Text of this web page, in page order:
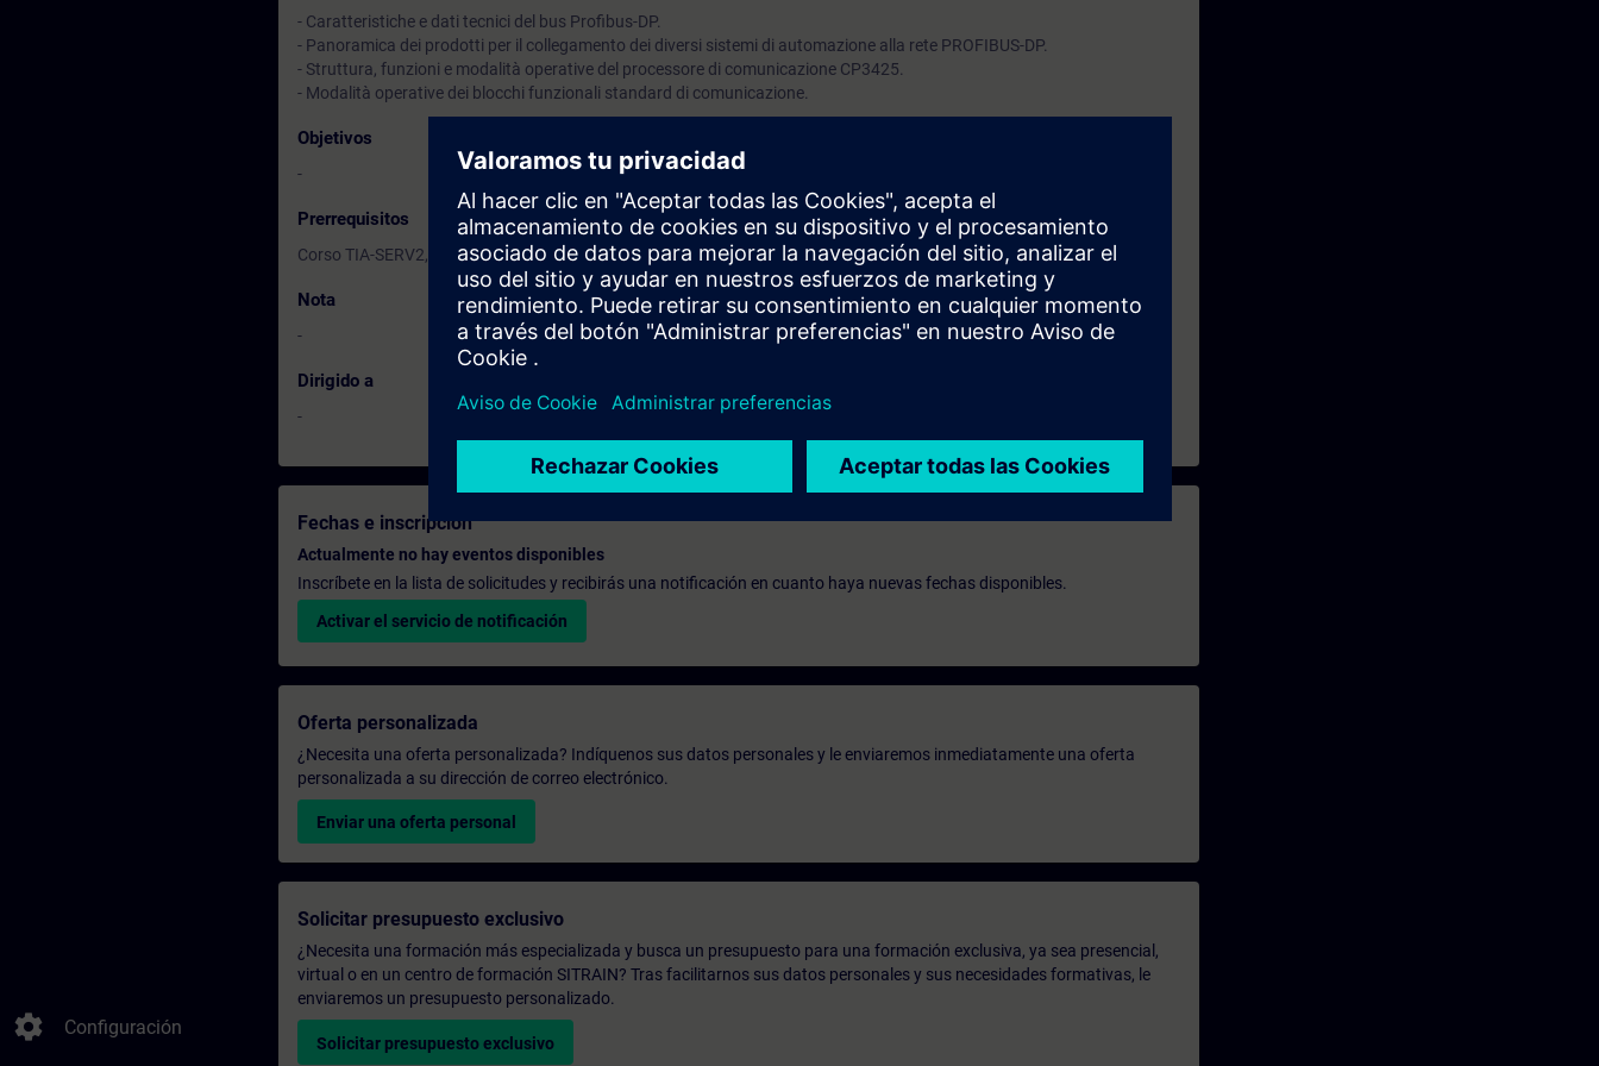
settings Configuración
- Caratteristiche e dati tecnici del bus Profibus-DP.
- Panoramica dei prodotti per il collegamento dei diversi sistemi di automazione alla rete PROFIBUS-DP.
- Struttura, funzioni e modalità operative del processore di comunicazione CP3425.
- Modalità operative dei blocchi funzionali standard di comunicazione.
Objetivos
-
Prerrequisitos
Corso TIA-SERV2, TIA-PRO1 o possedere conoscenza equivalente.
Nota
-
Dirigido a
-
Fechas e inscripción
Actualmente no hay eventos disponibles
Inscríbete en la lista de solicitudes y recibirás una notificación en cuanto haya nuevas fechas disponibles.
Activar el servicio de notificación
Oferta personalizada
¿Necesita una oferta personalizada? Indíquenos sus datos personales y le enviaremos inmediatamente una oferta
personalizada a su dirección de correo electrónico.
Enviar una oferta personal
Solicitar presupuesto exclusivo
¿Necesita una formación más especializada y busca un presupuesto para una formación exclusiva, ya sea presencial,
virtual o en un centro de formación SITRAIN? Tras facilitarnos sus datos personales y sus necesidades formativas, le
enviaremos un presupuesto personalizado.
Solicitar presupuesto exclusivo